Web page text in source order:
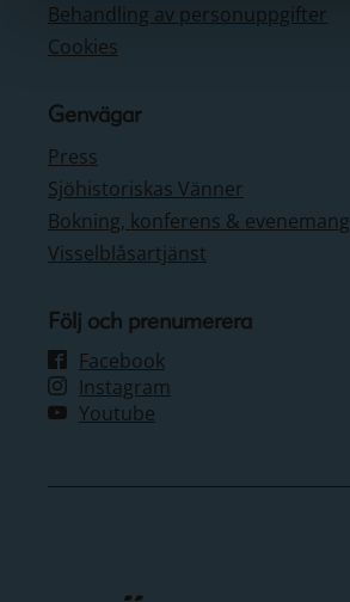
Behandling av personuppgifter
Cookies
Genvägar
Press
Sjöhistoriskas Vänner
Bokning, konferens & evenemang
Visselblåsartjänst
Följ och prenumerera
Facebook
Instagram
Youtube